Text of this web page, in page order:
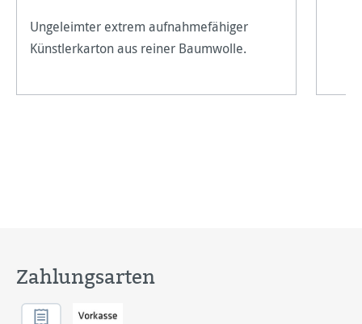
Ungeleimter extrem aufnahmefähiger
Künstlerkarton aus reiner Baumwolle.
Zahlungsarten